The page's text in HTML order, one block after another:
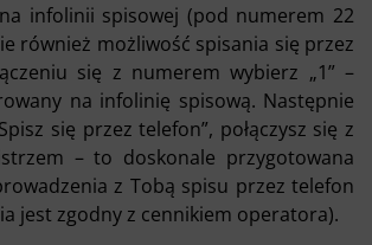
infolinii spisowej (pod numerem 22
również możliwość spisania się przez
się z numerem wybierz „1” –
na infolinię spisową. Następnie
się przez telefon”, połączysz się z
– to doskonale przygotowana
z Tobą spisu przez telefon
jest zgodny z cennikiem operatora).